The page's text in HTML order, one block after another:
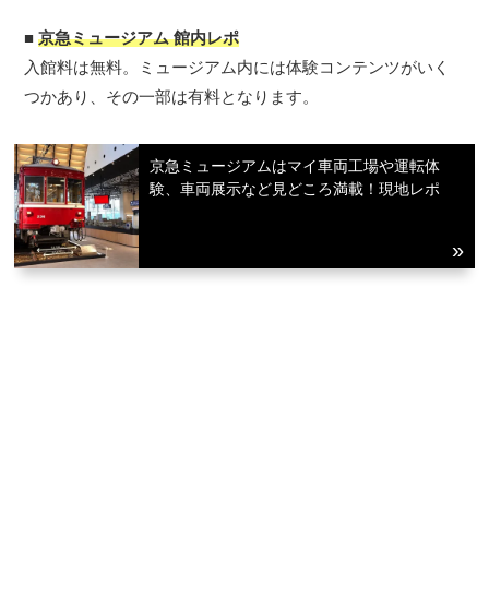
■京急ミュージアム 館内レポ
入館料は無料。ミュージアム内には体験コンテンツがいく
つかあり、その一部は有料となります。
京急ミュージアムはマイ車両工場や運転体
験、車両展示など見どころ満載！現地レポ